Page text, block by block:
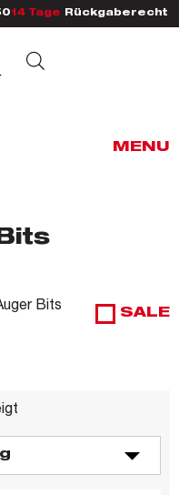
14 Tage Rückgaberecht
MENU
Bits SALE